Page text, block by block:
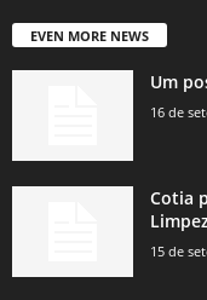
EVEN MORE NEWS
Um
16 de
Cotia
15 de